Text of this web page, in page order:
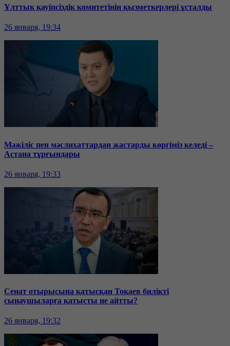
Ұлттық қауіпсіздік комитетінің қызметкерлері ұсталды
26 января, 19:34
Мәжіліс пен мәслихаттардан жастарды көргіміз келеді –
Астана тұрғындары
26 января, 19:33
Сенат отырысына қатысқан Тоқаев билікті
сынаушыларға қатысты не айтты?
26 января, 19:32